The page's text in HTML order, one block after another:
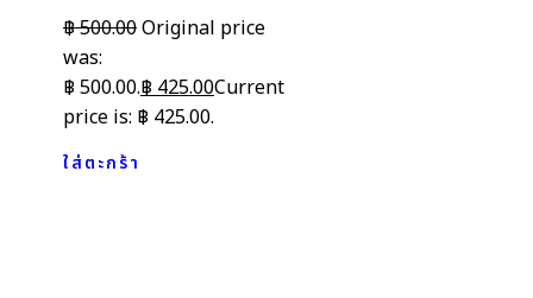
฿500.00Original price
was:
฿ 500.00.฿ 425.00Current
price is: ฿ 425.00.
ใส่ตะกร้า